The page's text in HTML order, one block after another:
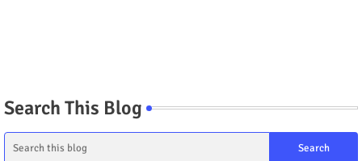
Search This Blog